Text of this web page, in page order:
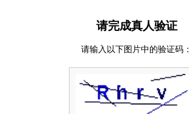
请完成真人验证
请输入以下图片中的验证码：